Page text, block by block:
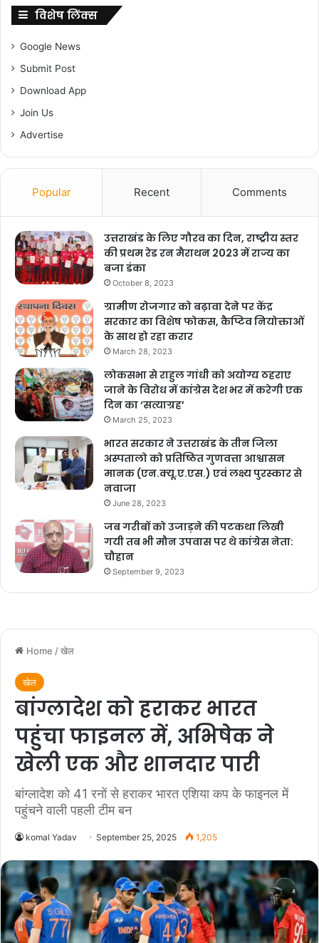
विशेष लिंक्स
Google News
Submit Post
Download App
Join Us
Advertise
Popular Recent Comments
उत्तराखंड के लिए गौरव का दिन, राष्ट्रीय स्तर
की प्रथम रेड रन मैराथन 2023 में राज्य का
बजा डंका
October 8, 2023
ग्रामीण रोजगार को बढ़ावा देने पर केंद्र
सरकार का विशेष फोकस, कैप्टिव नियोक्ताओं
के साथ हो रहा करार
March 28, 2023
लोकसभा से राहुल गांधी को अयोग्य ठहराए
जाने के विरोध में कांग्रेस देश भर में करेगी एक
दिन का ‘सत्याग्रह’
March 25, 2023
भारत सरकार ने उत्तराखंड के तीन जिला
अस्पतालो को प्रतिष्ठित गुणवत्ता आश्वासन
मानक (एन.क्यू.ए.एस.) एवं लक्ष्य पुरस्कार से
नवाजा
June 28, 2023
जब गरीबों को उजाड़ने की पटकथा लिखी
गयी तब भी मौन उपवास पर थे कांग्रेस नेता:
चौहान
September 9, 2023